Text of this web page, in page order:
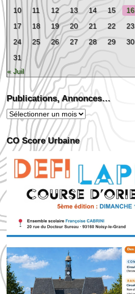
10
11 12 13 14 15
16
17
18 19 20 21 22
23
24
25 26 27 28 29
30
31
« Juil
Publications, Annonces…
Publications,
Annonces…
CO Score Urbaine